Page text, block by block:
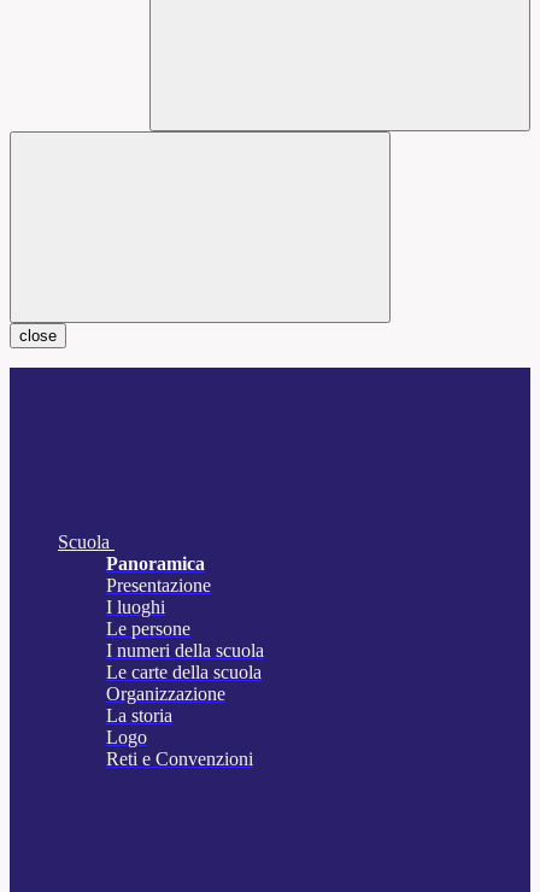
close
Scuola
Panoramica
Presentazione
I luoghi
Le persone
I numeri della scuola
Le carte della scuola
Organizzazione
La storia
Logo
Reti e Convenzioni